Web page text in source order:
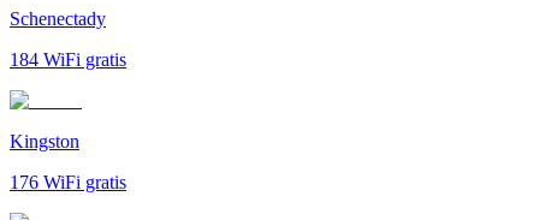
Schenectady
184 WiFi gratis
Kingston
176 WiFi gratis